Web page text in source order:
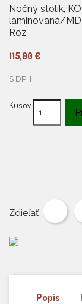
Nočný stolík,
laminovaná/
Roz
115,00 €
S DPH
Kusov:
Zdieľať
Popis